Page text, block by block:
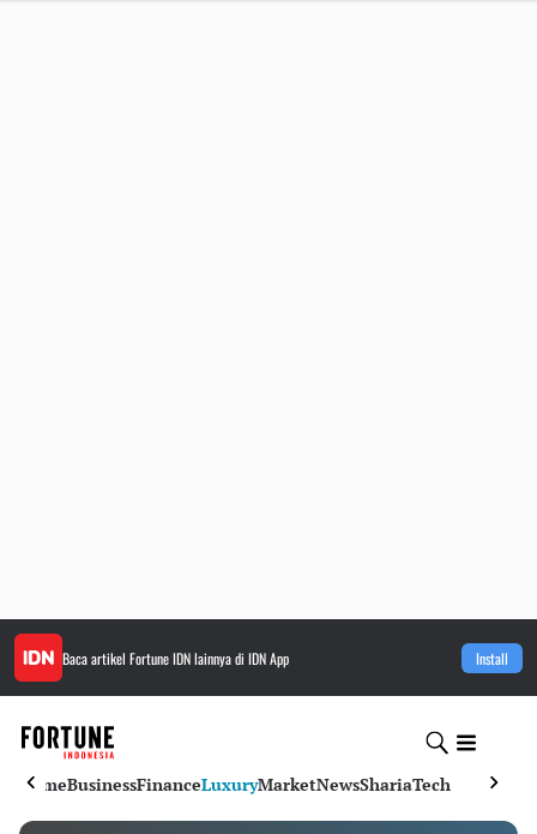
Baca artikel Fortune IDNlainnya di IDN App Install
HomeBusinessFinanceLuxuryMarketNewsShariaTech